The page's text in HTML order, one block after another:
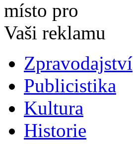
Zpravodajství
Publicistika
Kultura
Historie